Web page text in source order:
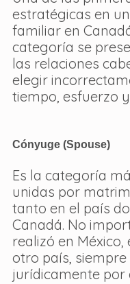
estratégicas en
familiar en
categoría se
las relaciones
elegir
tiempo, esfuerzo
Cónyuge (Spouse)
Es la categoría
unidas por
tanto en el país
Canadá. No
realizó en
otro país,
jurídicamente por